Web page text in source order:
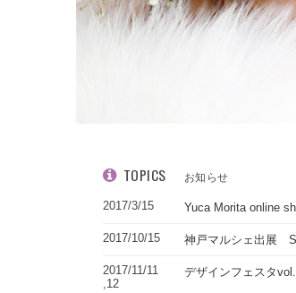
TOPICS お知らせ
2017/3/15 Yuca Morita online
2017/10/15 神戸マルシェ出展
2017/11/11
,12
デザインフェスタ